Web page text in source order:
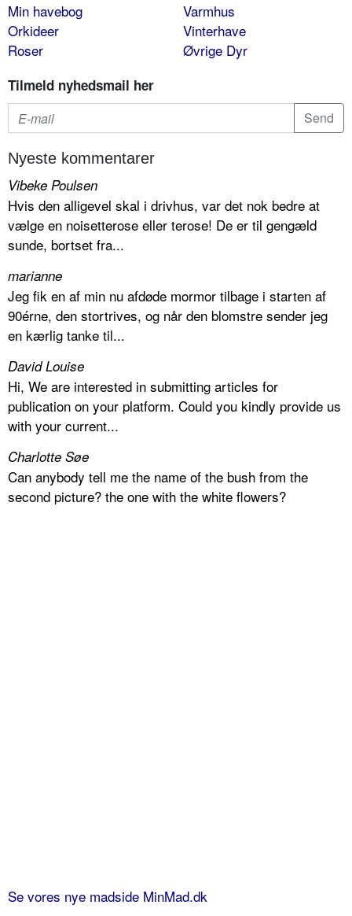
Min havebog
Orkideer
Roser
Varmhus
Vinterhave
Øvrige Dyr
Tilmeld nyhedsmail her
Nyeste kommentarer
Vibeke Poulsen
Hvis den alligevel skal i drivhus, var det nok bedre at
vælge en noisetterose eller terose! De er til gengæld
sunde, bortset fra...
marianne
Jeg fik en af min nu afdøde mormor tilbage i starten af
90érne, den stortrives, og når den blomstre sender jeg
en kærlig tanke til...
David Louise
Hi, We are interested in submitting articles for
publication on your platform. Could you kindly provide us
with your current...
Charlotte Søe
Can anybody tell me the name of the bush from the
second picture? the one with the white flowers?
Se vores nye madside MinMad.dk